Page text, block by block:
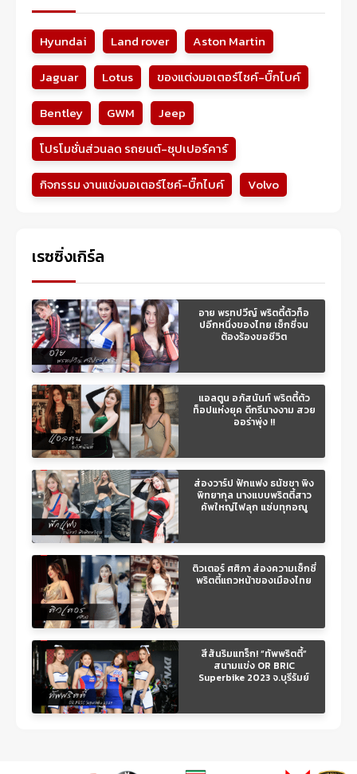
Hyundai Land rover
Aston Martin
Jaguar
Lotus
ของแต่งมอเตอร์ไซค์-บิ๊กไบค์
Bentley
GWM
Jeep
โปรโมชั่นส่วนลด รถยนต์-ซุปเปอร์คาร์
กิจกรรม งานแข่งมอเตอร์ไซค์-บิ๊กไบค์
Volvo
เรซซิ่งเกิร์ล
อาย พรทปวีญ์ พริตตี้ตัวท็อ
ปอีกหนึ่งของไทย เซ็กซี่จน
ต้องร้องขอชีวิต
แอลตูน อภัสนันท์ พริตตี้ตัว
ท็อปแห่งยุค ดีกรีนางงาม สวย
ออร่าพุ่ง !!
ส่องวาร์ป ฟักแฟง ธนัชชา พิง
พิทยากุล นางแบบพริตตี้สาว
คัพใหญ่ไฟลุก แซ่บทุกอณู
ติวเตอร์ ศศิภา ส่องความเซ็กซี่
พริตตี้แถวหน้าของเมืองไทย
สีสันริมแทร็ก! “ทัพพริตตี้”
สนามแข่ง OR BRIC
Superbike 2023 จ.บุรีรัมย์